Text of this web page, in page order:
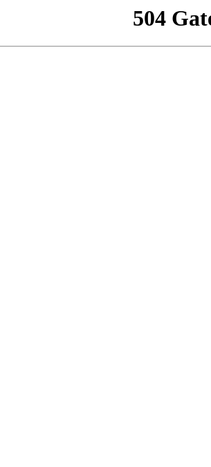
504